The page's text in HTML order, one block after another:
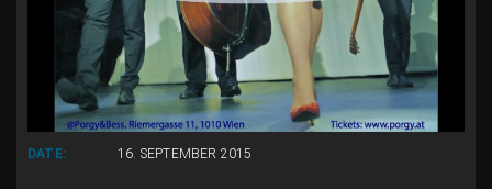
DATE: 16. SEPTEMBER 2015